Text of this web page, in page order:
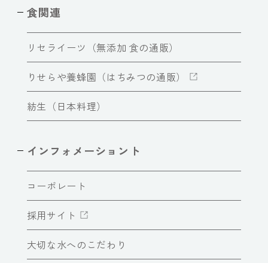
食関連
リセライーツ（無添加 食の通販）
りせらや養蜂園（はちみつの通販）
紡生（日本料理）
インフォメーショント
コーポレート
採用サイト
大切な水へのこだわり